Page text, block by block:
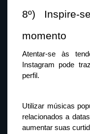
8º) Inspire-
momento
Atentar-se às
Instagram pode
perfil.
Utilizar músicas
relacionados a
aumentar suas